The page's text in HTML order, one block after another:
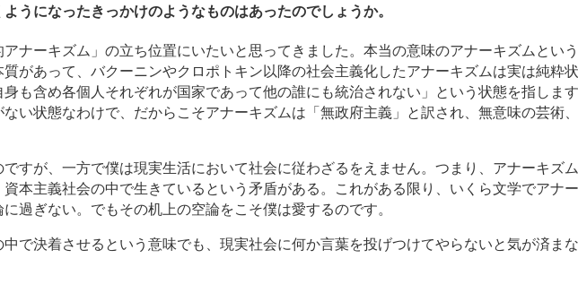
になったきっかけのようなものはあったのでしょうか。
ナーキズム」の立ち位置にいたいと思ってきました。本当の意味のアナーキズムとい
があって、バクーニンやクロポトキン以降の社会主義化したアナーキズムは実は純粋
も含め各個人それぞれが国家であって他の誰にも統治されない」という状態を指しま
い状態なわけで、だからこそアナーキズムは「無政府主義」と訳され、無意味の芸術
すが、一方で僕は現実生活において社会に従わざるをえません。つまり、アナーキズ
本主義社会の中で生きているという矛盾がある。これがある限り、いくら文学でアナ
過ぎない。でもその机上の空論をこそ僕は愛するのです。
で決着させるという意味でも、現実社会に何か言葉を投げつけてやらないと気が済ま